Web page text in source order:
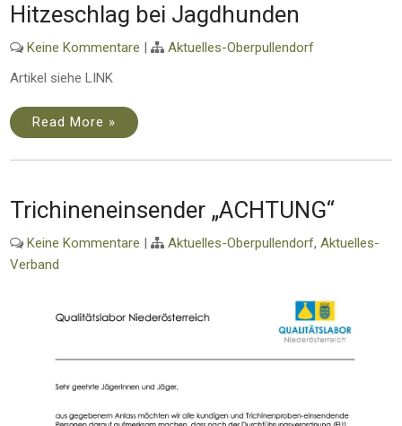
Hitzeschlag bei Jagdhunden
Keine Kommentare |
Aktuelles-Oberpullendorf
Artikel siehe LINK
Read More »
Trichineneinsender „ACHTUNG“
Keine Kommentare | Aktuelles-Oberpullendorf,Aktuelles-
Verband